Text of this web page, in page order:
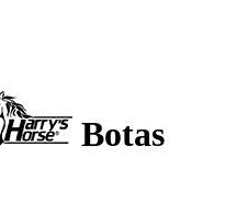
Botas